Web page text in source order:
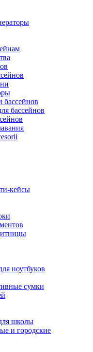
бассейнов
бассейнов
кейсы
ноутбуков
сумки
школы
и городские